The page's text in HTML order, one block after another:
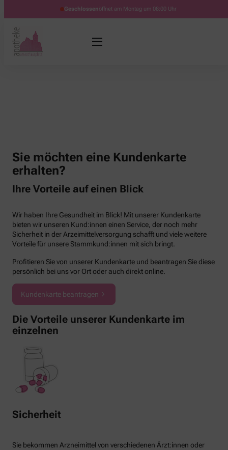
Geschlossenöffnet am Montag um 08:00 Uhr
Sie möchten eine Kundenkarte
erhalten?
Ihre Vorteile auf einen Blick
Wir haben Ihre Gesundheit im Blick! Mit unserer Kundenkarte
bieten wir unseren Kund:innen einen Service, der noch mehr
Sicherheit in der Arzeimittelversorgung schafft und viele weitere
Vorteile für unsere Stammkund:innen mit sich bringt.
Profitieren Sie von unserer Kundenkarte und beantragen Sie diese
persönlich bei uns vor Ort oder auch direkt online.
Kundenkarte beantragen
Die Vorteile unserer Kundenkarte im
einzelnen
Sicherheit
Sie bekommen Arzneimittel von verschiedenen Ärzt:innen oder